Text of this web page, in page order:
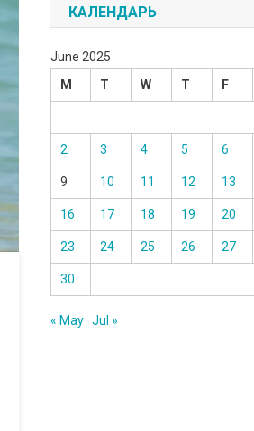
КАЛЕНДАРЬ
June 2025
M
T W T F
2 3 4 5 6
9 10 11 12 13
16 17 18 19 20
23 24 25 26 27
30
« May Jul »